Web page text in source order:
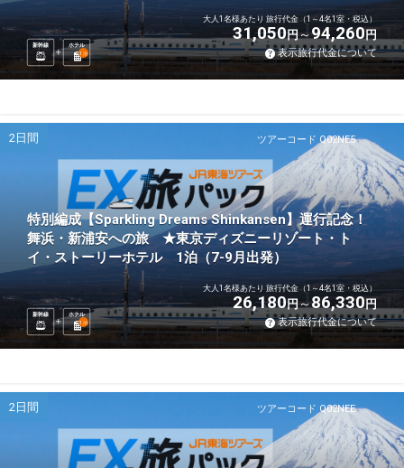
新幹線
ホテル
1 泊
大人1名様あたり 旅行代金（1～4名1室・税込）
31,050円 94,260円
表示旅行代金について
ツアーコード Q02NE5
2日間
特別編成【Sparkling Dreams Shinkansen】運行記念！
舞浜・新浦安への旅 ★東京ディズニーリゾート・ト
イ・ストーリーホテル 1泊（7-9月出発）
新幹線
ホテル
1 泊
大人1名様あたり 旅行代金（1～4名1室・税込）
26,180円 86,330円
表示旅行代金について
ツアーコード Q02NEE
2日間